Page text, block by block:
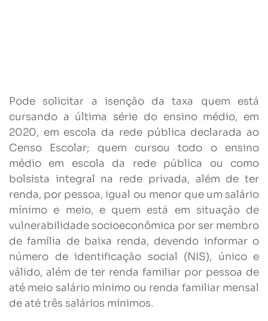
Pode solicitar a isenção da taxa quem está
cursando a última série do ensino médio, em
2020, em escola da rede pública declarada ao
Censo Escolar; quem cursou todo o ensino
médio em escola da rede pública ou como
bolsista integral na rede privada, além de ter
renda, por pessoa, igual ou menor que um salário
mínimo e meio, e quem está em situação de
vulnerabilidade socioeconômica por ser membro
de família de baixa renda, devendo informar o
número de identificação social (NIS), único e
válido, além de ter renda familiar por pessoa de
até meio salário mínimo ou renda familiar mensal
de até três salários mínimos.